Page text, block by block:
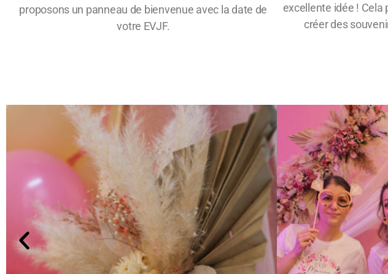
proposons un panneau de bienvenue avec la date de
votre EVJF.
excellente idée !
créer des